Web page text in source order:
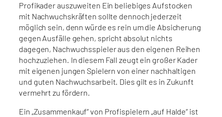
Profikader auszuweiten Ein beliebiges Aufstocken
mit Nachwuchskräften sollte dennoch jederzeit
möglich sein, denn würde es rein um die Absicherung
gegen Ausfälle gehen, spricht absolut nichts
dagegen, Nachwuchsspieler aus den eigenen Reihen
hochzuziehen. In diesem Fall zeugt ein großer Kader
mit eigenen jungen Spielern von einer nachhaltigen
und guten Nachwuchsarbeit. Dies gilt es in Zukunft
vermehrt zu fördern.
Ein „Zusammenkauf“ von Profispielern „auf Halde“ ist